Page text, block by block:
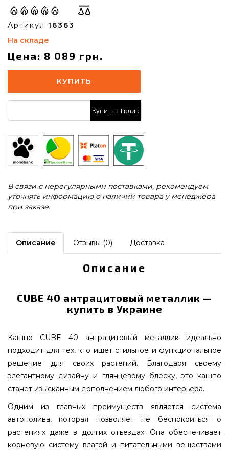
Артикул 16363
На складе
Цена: 8 089 грн.
КУПИТЬ
Купить в 1 клик
В связи с нерегулярными поставками, рекомендуем
уточнять информацию о наличии товара у менеджера
при заказе.
Описание Отзывы (0) Доставка
Описание
CUBE 40 антрацитовый металлик —
купить в Украине
Кашпо CUBE 40 антрацитовый металлик идеально
подходит для тех, кто ищет стильное и функциональное
решение для своих растений. Благодаря своему
элегантному дизайну и глянцевому блеску, это кашпо
станет изысканным дополнением любого интерьера.
Одним из главных преимуществ является система
автополива, которая позволяет не беспокоиться о
растениях даже в долгих отъездах. Она обеспечивает
корневую систему влагой и питательными веществами